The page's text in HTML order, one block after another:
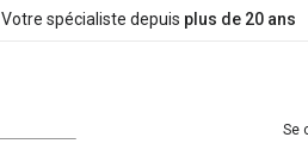
Votre spécialiste depuis plus de 20 ans
Se